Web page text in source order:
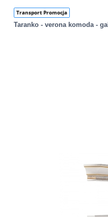
Transport Promocja
Taranko - verona komoda -